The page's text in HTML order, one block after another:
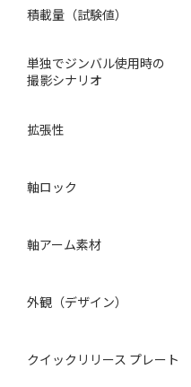
積載量（試験値）
単独でジンバル使用時の
撮影シナリオ
拡張性
軸ロック
軸アーム素材
外観（デザイン）
クイックリリース プレート